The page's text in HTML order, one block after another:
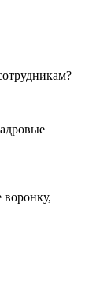
воронку,